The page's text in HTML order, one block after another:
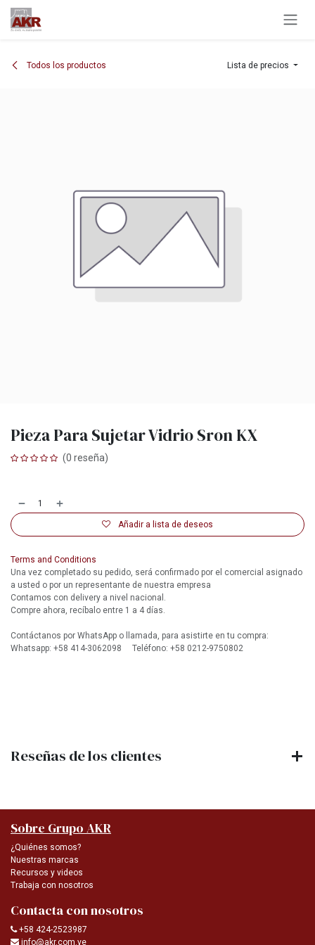
Ir al contenido
Todos los productos Lista de precios
Pieza Para Sujetar Vidrio Sron KX
(0 reseña)
Añadir a lista de deseos
Terms and Conditions
Una vez completado su pedido, será confirmado por el comercial asignado
a usted o por un representante de nuestra empresa
Contamos con delivery a nivel nacional.
Compre ahora, recíbalo entre 1 a 4 días.
Contáctanos por WhatsApp o llamada, para asistirte en tu compra:
Whatsapp: +58 414-3062098 Teléfono: +58 0212-9750802
Reseñas de los clientes
Sobre Grupo AKR
¿Quiénes somos?
Nuestras marcas
Recursos y videos
Trabaja con nosotros
Contacta con nosotros
+58 424-2523987
info@akr.com.ve